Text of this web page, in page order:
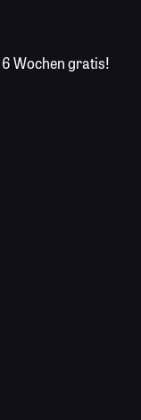
6 Wochen gratis!